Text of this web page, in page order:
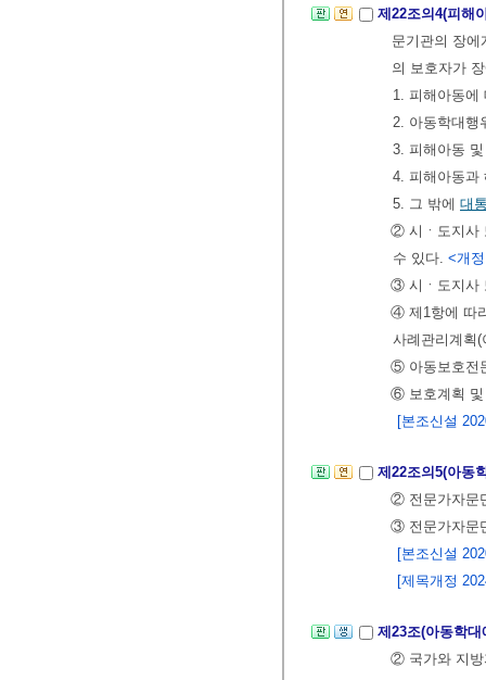
제22조의4(피해
문기관의 장
의 보호자가
1. 피해아동
2. 아동학대행
3. 피해아동
4. 피해아동과
5. 그 밖에 대
② 시ㆍ도지사
수 있다. <개
③ 시ㆍ도지사
④ 제1항에 따
사례관리계획
⑤ 아동보호전
⑥ 보호계획 및
[본조신설
제22조의5(아동
② 전문가자문
③ 전문가자문
[본조신설
[제목개정
제23조(아동학
② 국가와 지방